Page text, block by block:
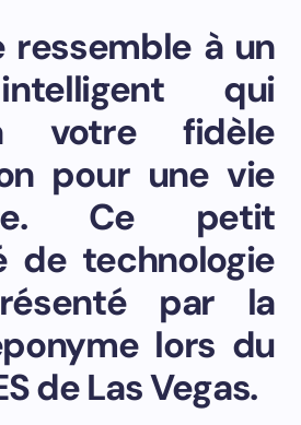
ressemble à un
qui
votre fidèle
pour une vie
Ce petit
de technologie
par la
lors du
de Las Vegas.